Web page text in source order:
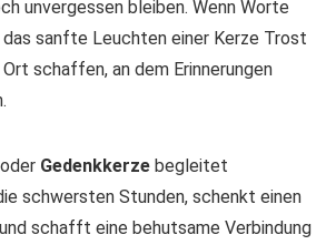
unvergessen bleiben. Wenn Worte
sanfte Leuchten einer Kerze Trost
schaffen, an dem Erinnerungen
oder Gedenkkerze begleitet
schwersten Stunden, schenkt einen
schafft eine behutsame Verbindung